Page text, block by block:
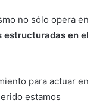
no sólo opera en
estructuradas en el
para actuar en
estamos